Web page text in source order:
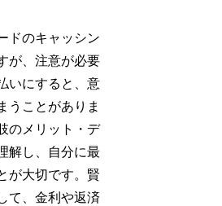
ドのキャッシン
が、注意が必要
いにすると、意
うことがありま
のメリット・デ
解し、自分に最
が大切です。賢
て、金利や返済